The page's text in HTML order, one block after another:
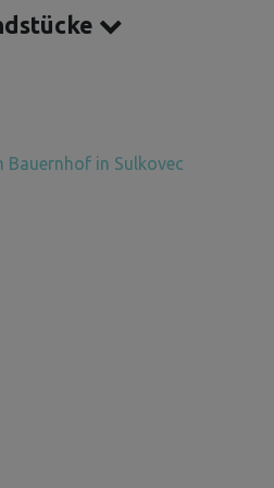
Bauernhof in Sulkovec